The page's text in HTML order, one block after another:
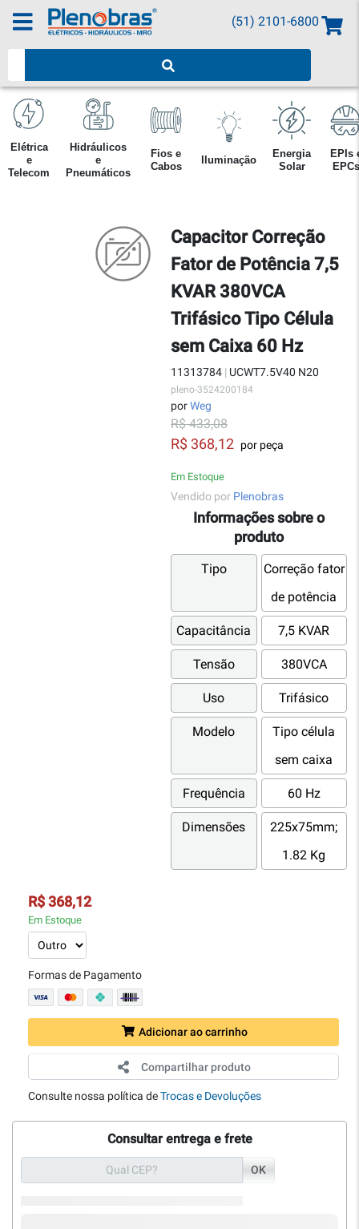
(51) 2101-6800
Elétrica
e
Telecom
Hidráulicos
e
Pneumáticos
Fios e
Cabos
Iluminação
Energia
Solar
EPIs
EPCs
Capacitor Correção
Fator de Potência 7,5
KVAR 380VCA
Trifásico Tipo Célula
sem Caixa 60 Hz
11313784 | UCWT7.5V40 N20
pleno-3524200184
porWeg
R$ 433,08
R$ 368,12 por peça
Em Estoque
Vendido por Plenobras
Informações sobre o
produto
Tipo
Correção fator
de potência
Capacitância 7,5 KVAR
Tensão 380VCA
Uso Trifásico
Modelo
Tipo célula
sem caixa
Frequência 60 Hz
Dimensões
225x75mm;
1.82 Kg
R$ 368,12
Em Estoque
Formas de Pagamento
Adicionar ao carrinho
Compartilhar produto
Consulte nossa política deTrocas e Devoluções
Consultar entrega e frete
OK